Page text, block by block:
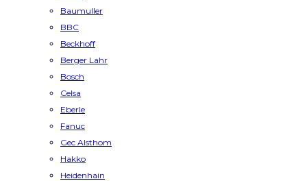
Baumuller
BBC
Beckhoff
Berger Lahr
Bosch
Celsa
Eberle
Fanuc
Gec Alsthom
Hakko
Heidenhain